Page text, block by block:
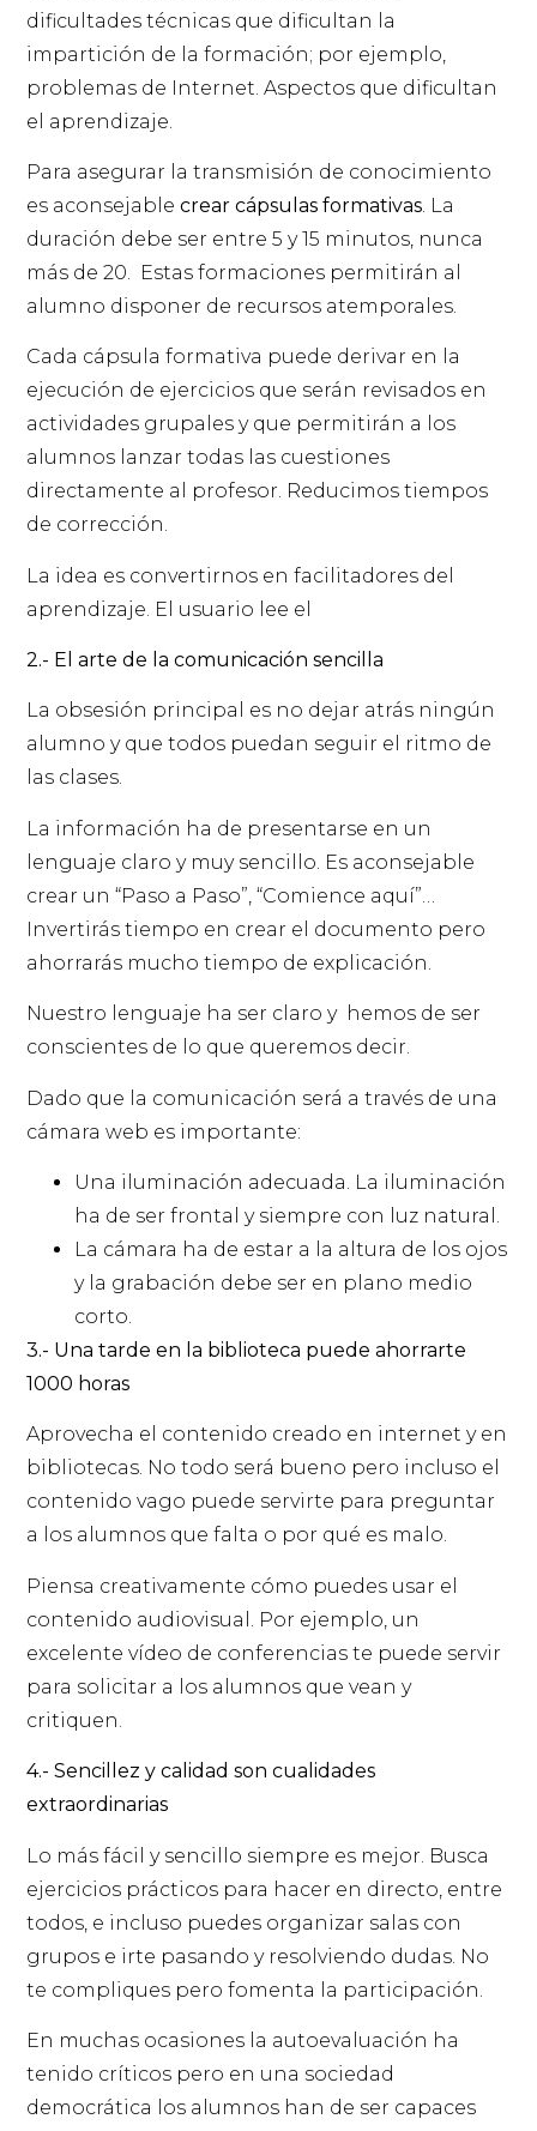
dificultades técnicas que dificultan la
impartición de la formación; por ejemplo,
problemas de Internet. Aspectos que dificultan
el aprendizaje.
Para asegurar la transmisión de conocimiento
es aconsejable crear cápsulas formativas. La
duración debe ser entre 5 y 15 minutos, nunca
más de 20. Estas formaciones permitirán al
alumno disponer de recursos atemporales.
Cada cápsula formativa puede derivar en la
ejecución de ejercicios que serán revisados en
actividades grupales y que permitirán a los
alumnos lanzar todas las cuestiones
directamente al profesor. Reducimos tiempos
de corrección.
La idea es convertirnos en facilitadores del
aprendizaje. El usuario lee el
2.- El arte de la comunicación sencilla
La obsesión principal es no dejar atrás ningún
alumno y que todos puedan seguir el ritmo de
las clases.
La información ha de presentarse en un
lenguaje claro y muy sencillo. Es aconsejable
crear un “Paso a Paso”, “Comience aquí”…
Invertirás tiempo en crear el documento pero
ahorrarás mucho tiempo de explicación.
Nuestro lenguaje ha ser claro y hemos de ser
conscientes de lo que queremos decir.
Dado que la comunicación será a través de una
cámara web es importante:
Una iluminación adecuada. La iluminación
ha de ser frontal y siempre con luz natural.
La cámara ha de estar a la altura de los ojos
y la grabación debe ser en plano medio
corto.
3.- Una tarde en la biblioteca puede ahorrarte
1000 horas
Aprovecha el contenido creado en internet y en
bibliotecas. No todo será bueno pero incluso el
contenido vago puede servirte para preguntar
a los alumnos que falta o por qué es malo.
Piensa creativamente cómo puedes usar el
contenido audiovisual. Por ejemplo, un
excelente vídeo de conferencias te puede servir
para solicitar a los alumnos que vean y
critiquen.
4.- Sencillez y calidad son cualidades
extraordinarias
Lo más fácil y sencillo siempre es mejor. Busca
ejercicios prácticos para hacer en directo, entre
todos, e incluso puedes organizar salas con
grupos e irte pasando y resolviendo dudas. No
te compliques pero fomenta la participación.
En muchas ocasiones la autoevaluación ha
tenido críticos pero en una sociedad
democrática los alumnos han de ser capaces